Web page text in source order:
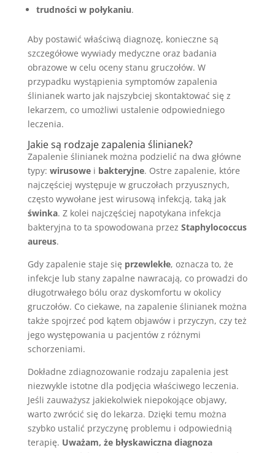
trudności w połykaniu.
Aby postawić właściwą diagnozę, konieczne są
szczegółowe wywiady medyczne oraz badania
obrazowe w celu oceny stanu gruczołów. W
przypadku wystąpienia symptomów zapalenia
ślinianek warto jak najszybciej skontaktować się z
lekarzem, co umożliwi ustalenie odpowiedniego
leczenia.
Jakie są rodzaje zapalenia ślinianek?
Zapalenie ślinianek można podzielić na dwa główne
typy: wirusowei bakteryjne. Ostre zapalenie, które
najczęściej występuje w gruczołach przyusznych,
często wywołane jest wirusową infekcją, taką jak
świnka. Z kolei najczęściej napotykana infekcja
bakteryjna to ta spowodowana przez Staphylococcus
aureus.
Gdy zapalenie staje się przewlekłe, oznacza to, że
infekcje lub stany zapalne nawracają, co prowadzi do
długotrwałego bólu oraz dyskomfortu w okolicy
gruczołów. Co ciekawe, na zapalenie ślinianek można
także spojrzeć pod kątem objawów i przyczyn, czy też
jego występowania u pacjentów z różnymi
schorzeniami.
Dokładne zdiagnozowanie rodzaju zapalenia jest
niezwykle istotne dla podjęcia właściwego leczenia.
Jeśli zauważysz jakiekolwiek niepokojące objawy,
warto zwrócić się do lekarza. Dzięki temu można
szybko ustalić przyczynę problemu i odpowiednią
terapię. Uważam, że błyskawiczna diagnoza